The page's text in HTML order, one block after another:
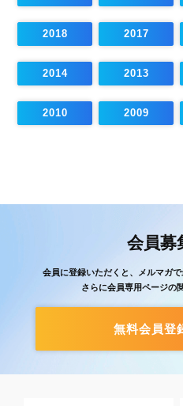
2018 2017
2014 2013
2010 2009
会員募
会員に登録いただくと、メルマガ
さらに会員専用ページの
無料会員登